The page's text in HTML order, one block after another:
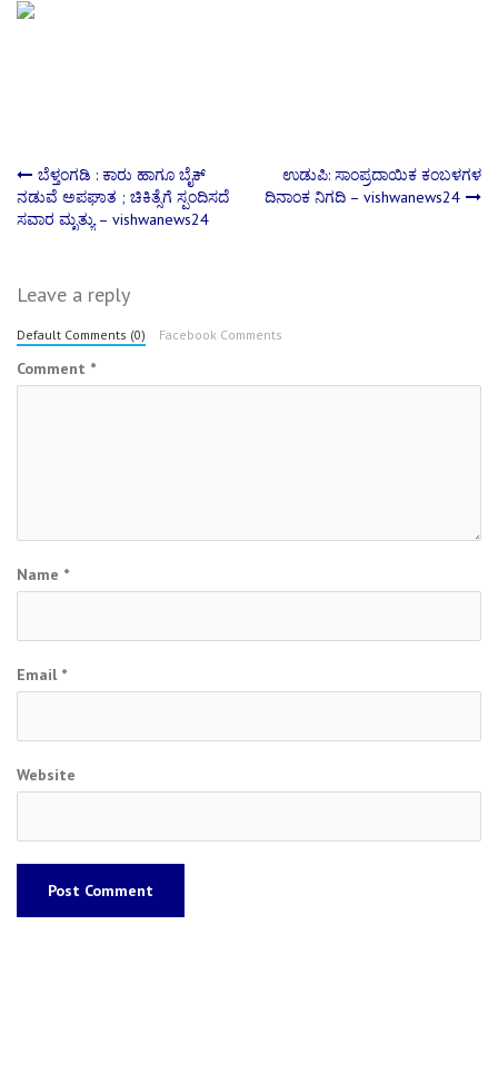
Post
navigation
ಬೆಳ್ತಂಗಡಿ : ಕಾರು ಹಾಗೂ ಬೈಕ್
ನಡುವೆ ಅಪಘಾತ ; ಚಿಕಿತ್ಸೆಗೆ ಸ್ಪಂದಿಸದೆ
ಸವಾರ ಮೃತ್ಯು – vishwanews24
ಉಡುಪಿ: ಸಾಂಪ್ರದಾಯಿಕ ಕಂಬಳಗಳ
ದಿನಾಂಕ ನಿಗದಿ – vishwanews24
Leave a reply
Default Comments (0) Facebook Comments
Comment *
Name *
Email *
Website